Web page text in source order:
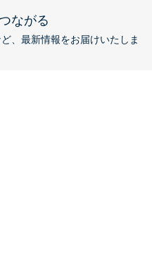
ながる
、最新情報をお届けいたしま